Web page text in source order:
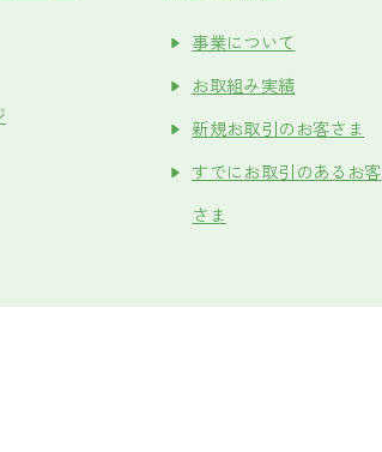
事業について
お取組み実績
新規お取引のお客さま
すでにお取引のあるお客
さま